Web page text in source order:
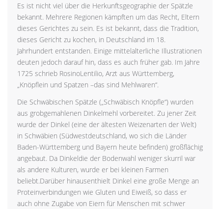
Es ist nicht viel über die Herkunftsgeographie der Spätzle
bekannt. Mehrere Regionen kämpften um das Recht, Eltern
dieses Gerichtes zu sein. Es ist bekannt, dass die Tradition,
dieses Gericht zu kochen, in Deutschland im 18.
Jahrhundert entstanden. Einige mittelalterliche Illustrationen
deuten jedoch darauf hin, dass es auch früher gab. Im Jahre
1725 schrieb RosinoLentilio, Arzt aus Württemberg,
„Knöpflein und Spatzen –das sind Mehlwaren“.
Die Schwäbischen Spätzle („Schwäbisch Knöpfle“) wurden
aus grobgemahlenen Dinkelmehl vorbereitet. Zu jener Zeit
wurde der Dinkel (eine der ältesten Weizenarten der Welt)
in Schwäbien (Südwestdeutschland, wo sich die Länder
Baden-Württemberg und Bayern heute befinden) großflächig
angebaut. Da Dinkeldie der Bodenwahl weniger skurril war
als andere Kulturen, wurde er bei kleinen Farmen
beliebt.Darüber hinausenthielt Dinkel eine große Menge an
Proteinverbindungen wie Gluten und Eiweiß, so dass er
auch ohne Zugabe von Eiern für Menschen mit schwer